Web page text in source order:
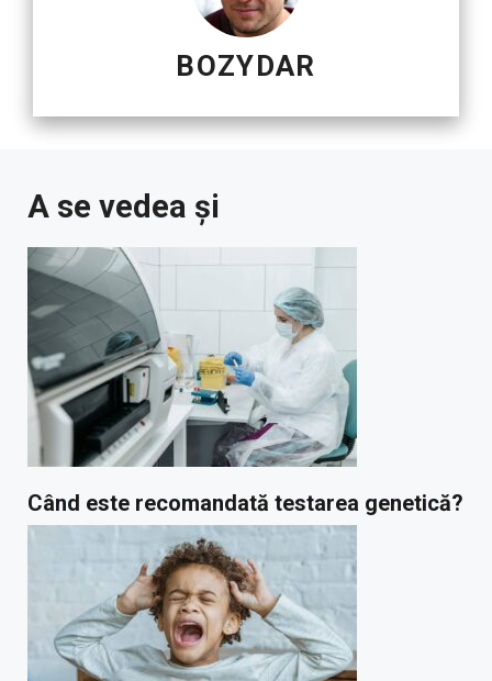
BOZYDAR
A se vedea și
Când este recomandată testarea genetică?